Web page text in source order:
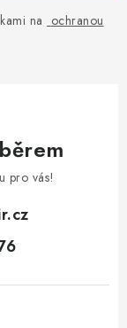
na ochranou
pro vás!